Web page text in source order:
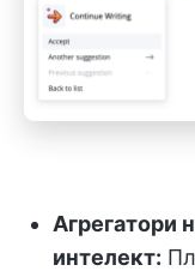
Агрегатори
интелект: